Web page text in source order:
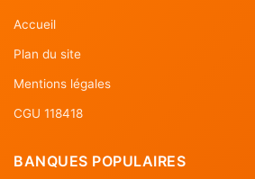
Accueil
Plan du site
Mentions légales
CGU 118418
BANQUES POPULAIRES